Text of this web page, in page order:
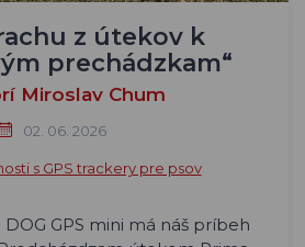
z útekov k
prechádzkam“
Miroslav Chum
02. 06. 2026
s GPS trackery pre psov
GPS mini má náš príbeh